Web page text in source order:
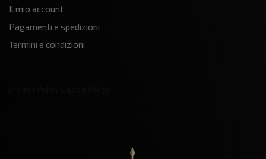
Il mio account
Pagamenti e spedizioni
Termini e condizioni